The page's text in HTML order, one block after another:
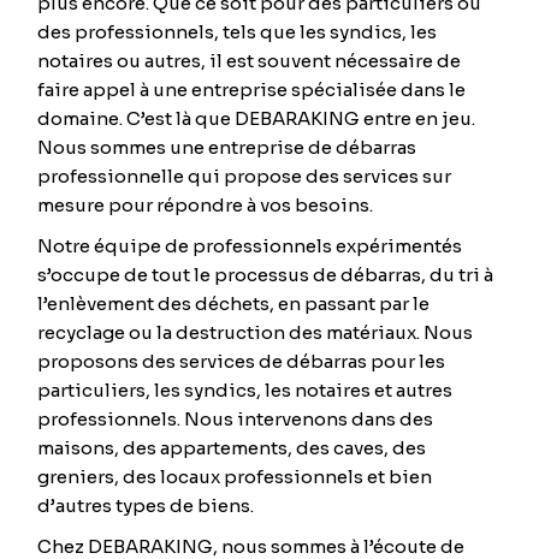
des professionnels, tels que les syndics, les
notaires ou autres, il est souvent nécessaire de
faire appel à une entreprise spécialisée dans le
domaine. C’est là que DEBARAKING entre en jeu.
Nous sommes une entreprise de débarras
professionnelle qui propose des services sur
mesure pour répondre à vos besoins.
Notre équipe de professionnels expérimentés
s’occupe de tout le processus de débarras, du tri à
l’enlèvement des déchets, en passant par le
recyclage ou la destruction des matériaux. Nous
proposons des services de débarras pour les
particuliers, les syndics, les notaires et autres
professionnels. Nous intervenons dans des
maisons, des appartements, des caves, des
greniers, des locaux professionnels et bien
d’autres types de biens.
Chez DEBARAKING, nous sommes à l’écoute de